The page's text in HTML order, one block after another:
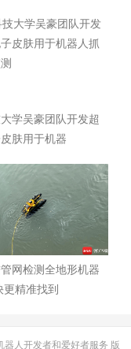
学吴豪团队开发超
肤用于机器
网检测全地形机器
更精准找到
人开发者和爱好者服务 版